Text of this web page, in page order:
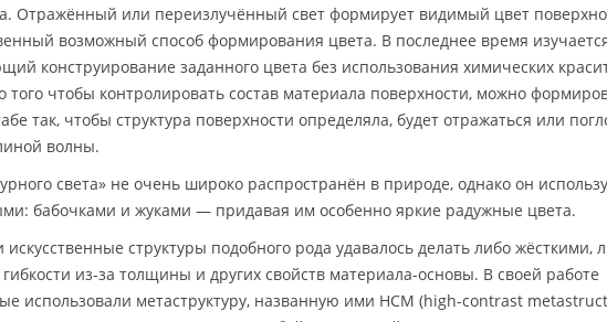
Отражённый или переизлучённый свет формирует видимый цвет
возможный способ формирования цвета. В последнее время
конструирование заданного цвета без использования химических
того чтобы контролировать состав материала поверхности, можно
так, чтобы структура поверхности определяла, будет отражаться или
волны.
света» не очень широко распространён в природе, однако он
бабочками и жуками — придавая им особенно яркие радужные цвета.
структуры подобного рода удавалось делать либо жёсткими,
из-за толщины и других свойств материала-основы. В своей работе
использовали метаструктуру, названную ими HCM (high-contrast